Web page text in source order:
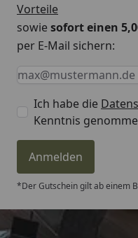
Vorteile
sowiesofort einen
per E-Mail sichern:
Keine Eingabe
Eingabe erforderlich
E-Mail *
Ich habe die
Kenntnis
Anmelden
*Der Gutschein gilt ab einem